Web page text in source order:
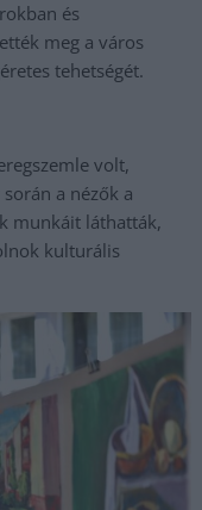
és
meg a város
tehetségét.
volt,
a nézők a
munkáit láthatták,
kulturális